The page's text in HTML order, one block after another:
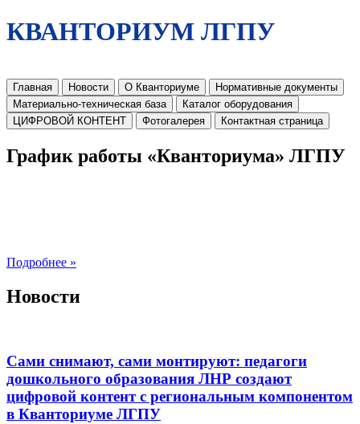
КВАНТОРИУМ ЛГПУ
Главная Новости О Кванториуме
Нормативные документы
Материально-техническая база
Каталог оборудования
ЦИФРОВОЙ КОНТЕНТ
Фотогалерея Контактная страница
График работы «Кванториума» ЛГПУ
Подробнее »
Новости
Сами снимают, сами монтируют: педагоги
дошкольного образования ЛНР создают
цифровой контент с региональным компонентом
в Кванториуме ЛГПУ​